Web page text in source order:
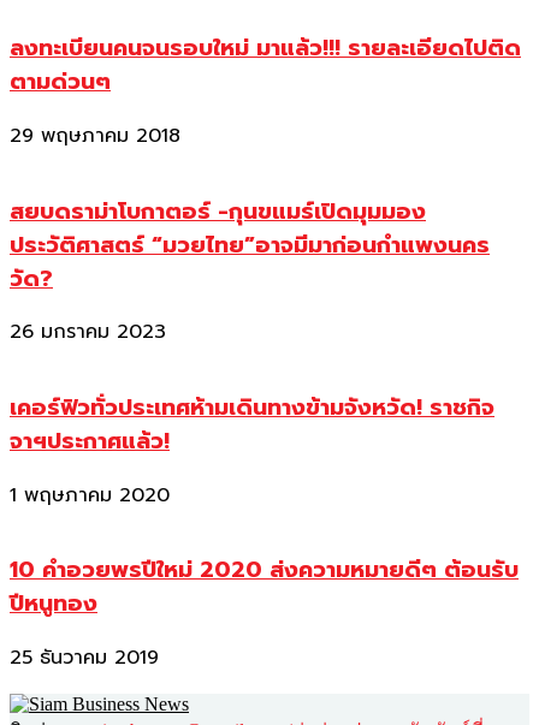
ลงทะเบียนคนจนรอบใหม่ มาแล้ว!!! รายละเอียดไปติด
ตามด่วนๆ
29 พฤษภาคม 2018
สยบดราม่าโบกาตอร์ -กุนขแมร์เปิดมุมมอง
ประวัติศาสตร์ “มวยไทย”อาจมีมาก่อนกำแพงนคร
วัด?
26 มกราคม 2023
เคอร์ฟิวทั่วประเทศห้ามเดินทางข้ามจังหวัด! ราชกิจ
จาฯประกาศแล้ว!
1 พฤษภาคม 2020
10 คำอวยพรปีใหม่ 2020 ส่งความหมายดีๆ ต้อนรับ
ปีหนูทอง
25 ธันวาคม 2019